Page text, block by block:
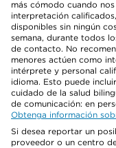
más cómodo cuando
interpretación
disponibles sin ningún
semana, durante todos
de contacto. No
menores actúen como
intérprete y personal
idioma. Esto puede
cuidado de la salud
de comunicación: en
Obtenga información
Si desea reportar un
proveedor o un centro